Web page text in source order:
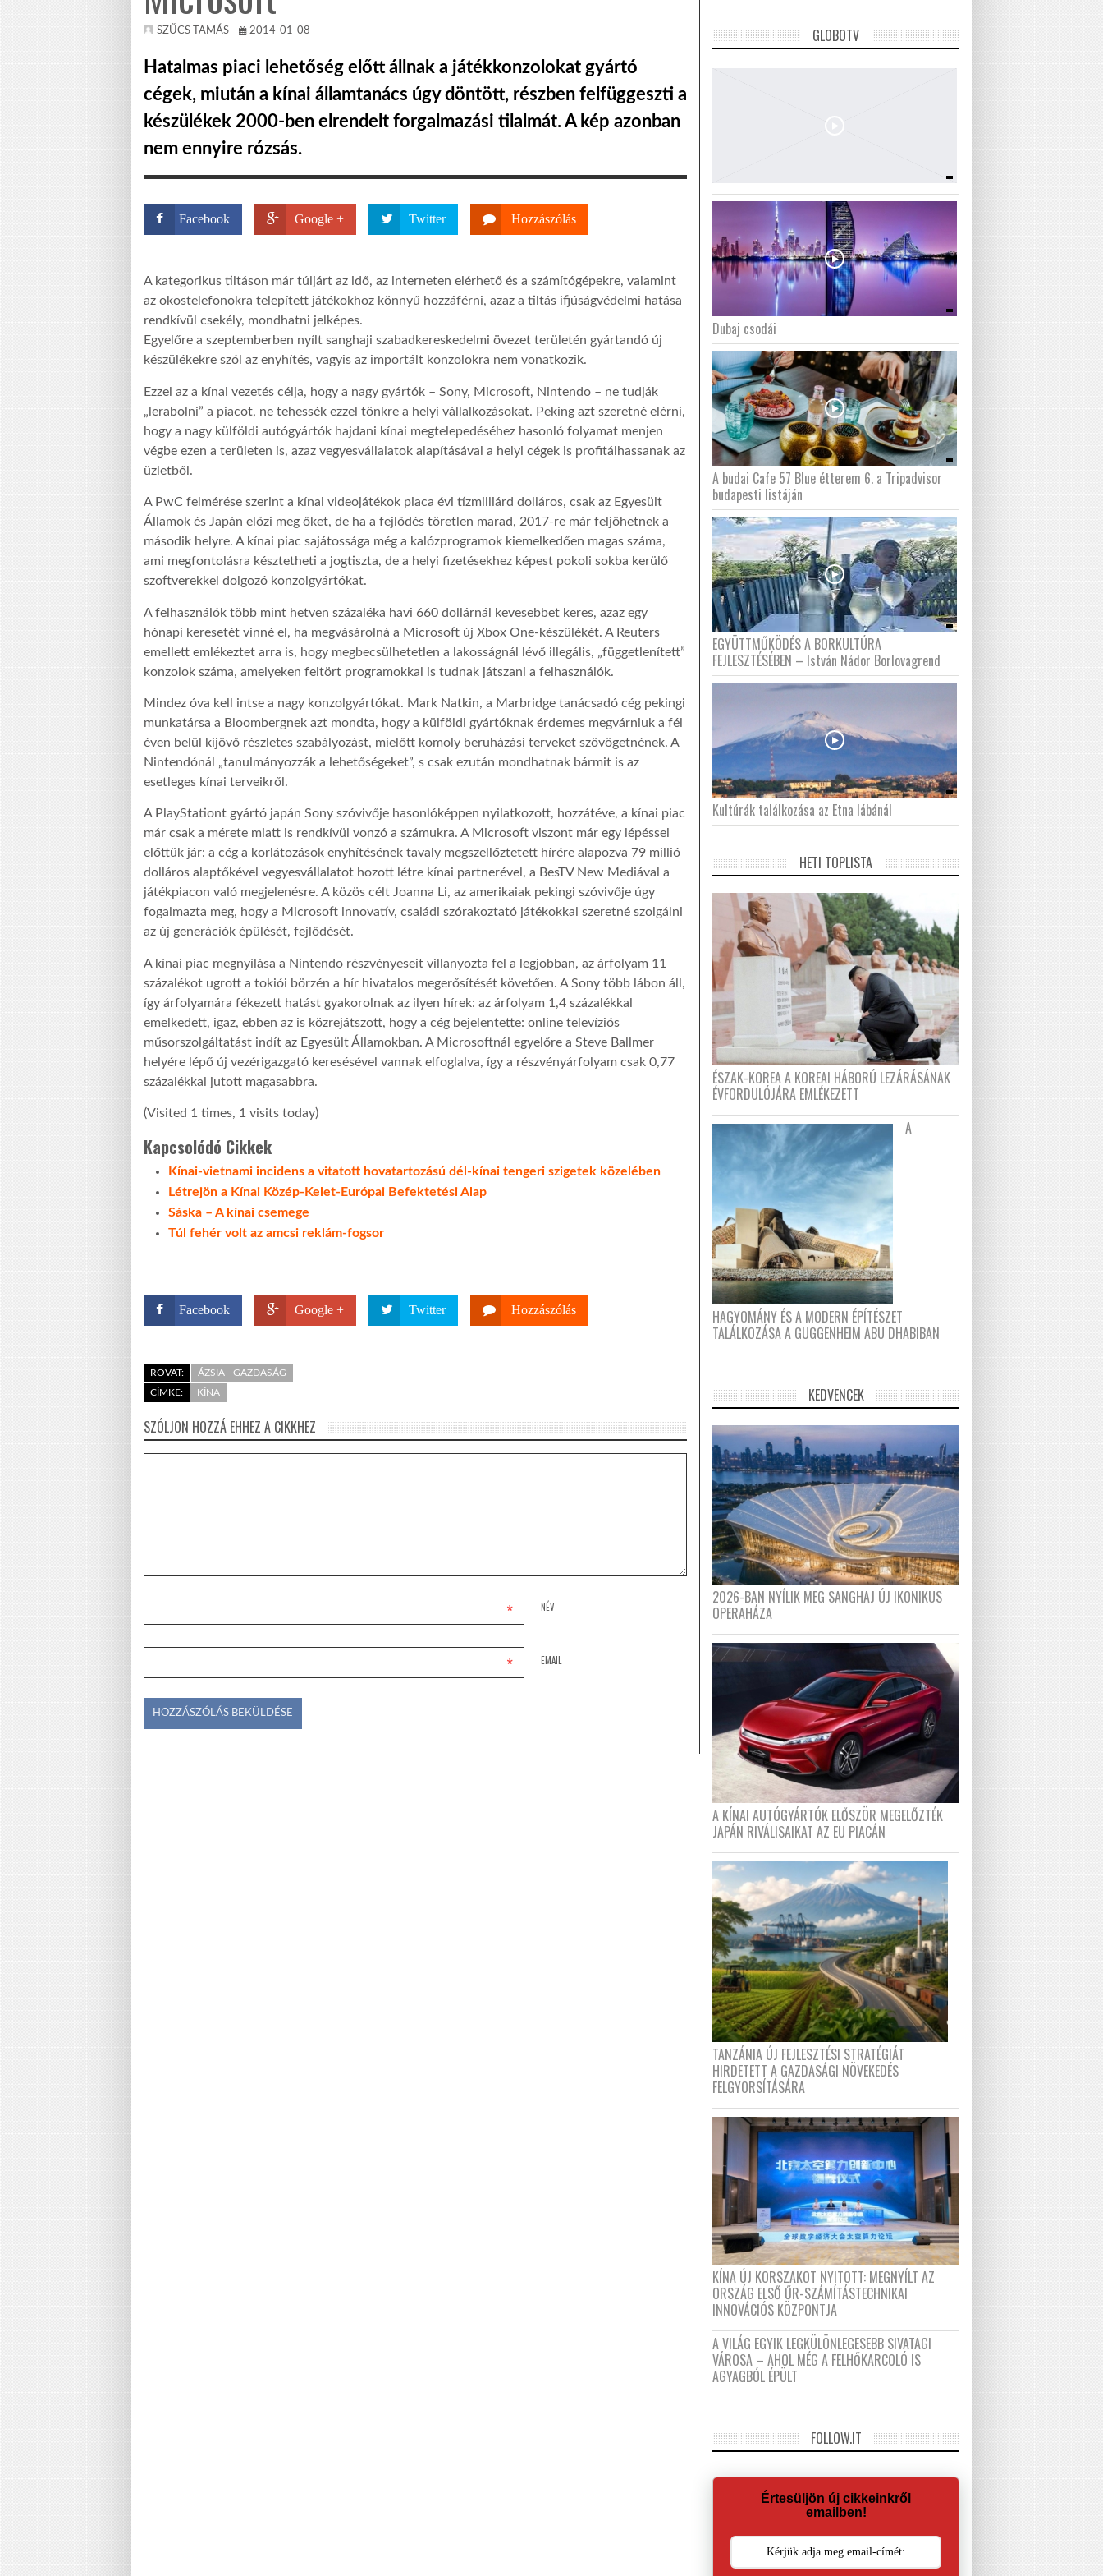
SZŰCS TAMÁS 2014-01-08
Hatalmas piaci lehetőség előtt állnak a játékkonzolokat gyártó
cégek, miután a kínai államtanács úgy döntött, részben felfüggeszti a
készülékek 2000-ben elrendelt forgalmazási tilalmát. A kép azonban
nem ennyire rózsás.
Facebook Google + Twitter Hozzászólás
A kategorikus tiltáson már túljárt az idő, az interneten elérhető és a számítógépekre, valamint
az okostelefonokra telepített játékokhoz könnyű hozzáférni, azaz a tiltás ifjúságvédelmi hatása
rendkívül csekély, mondhatni jelképes.
Egyelőre a szeptemberben nyílt sanghaji szabadkereskedelmi övezet területén gyártandó új
készülékekre szól az enyhítés, vagyis az importált konzolokra nem vonatkozik.
Ezzel az a kínai vezetés célja, hogy a nagy gyártók – Sony, Microsoft, Nintendo – ne tudják
„lerabolni” a piacot, ne tehessék ezzel tönkre a helyi vállalkozásokat. Peking azt szeretné elérni,
hogy a nagy külföldi autógyártók hajdani kínai megtelepedéséhez hasonló folyamat menjen
végbe ezen a területen is, azaz vegyesvállalatok alapításával a helyi cégek is profitálhassanak az
üzletből.
A PwC felmérése szerint a kínai videojátékok piaca évi tízmilliárd dolláros, csak az Egyesült
Államok és Japán előzi meg őket, de ha a fejlődés töretlen marad, 2017-re már feljöhetnek a
második helyre. A kínai piac sajátossága még a kalózprogramok kiemelkedően magas száma,
ami megfontolásra késztetheti a jogtiszta, de a helyi fizetésekhez képest pokoli sokba kerülő
szoftverekkel dolgozó konzolgyártókat.
A felhasználók több mint hetven százaléka havi 660 dollárnál kevesebbet keres, azaz egy
hónapi keresetét vinné el, ha megvásárolná a Microsoft új Xbox One-készülékét. A Reuters
emellett emlékeztet arra is, hogy megbecsülhetetlen a lakosságnál lévő illegális, „függetlenített”
konzolok száma, amelyeken feltört programokkal is tudnak játszani a felhasználók.
Mindez óva kell intse a nagy konzolgyártókat. Mark Natkin, a Marbridge tanácsadó cég pekingi
munkatársa a Bloombergnek azt mondta, hogy a külföldi gyártóknak érdemes megvárniuk a fél
éven belül kijövő részletes szabályozást, mielőtt komoly beruházási terveket szövögetnének. A
Nintendónál „tanulmányozzák a lehetőségeket”, s csak ezután mondhatnak bármit is az
esetleges kínai terveikről.
A PlayStationt gyártó japán Sony szóvivője hasonlóképpen nyilatkozott, hozzátéve, a kínai piac
már csak a mérete miatt is rendkívül vonzó a számukra. A Microsoft viszont már egy lépéssel
előttük jár: a cég a korlátozások enyhítésének tavaly megszellőztetett hírére alapozva 79 millió
dolláros alaptőkével vegyesvállalatot hozott létre kínai partnerével, a BesTV New Mediával a
játékpiacon való megjelenésre. A közös célt Joanna Li, az amerikaiak pekingi szóvivője úgy
fogalmazta meg, hogy a Microsoft innovatív, családi szórakoztató játékokkal szeretné szolgálni
az új generációk épülését, fejlődését.
A kínai piac megnyílása a Nintendo részvényeseit villanyozta fel a legjobban, az árfolyam 11
százalékot ugrott a tokiói börzén a hír hivatalos megerősítését követően. A Sony több lábon áll,
így árfolyamára fékezett hatást gyakorolnak az ilyen hírek: az árfolyam 1,4 százalékkal
emelkedett, igaz, ebben az is közrejátszott, hogy a cég bejelentette: online televíziós
műsorszolgáltatást indít az Egyesült Államokban. A Microsoftnál egyelőre a Steve Ballmer
helyére lépő új vezérigazgató keresésével vannak elfoglalva, így a részvényárfolyam csak 0,77
százalékkal jutott magasabbra.
(Visited 1 times, 1 visits today)
Kapcsolódó Cikkek
Kínai-vietnami incidens a vitatott hovatartozású dél-kínai tengeri szigetek közelében
Létrejön a Kínai Közép-Kelet-Európai Befektetési Alap
Sáska – A kínai csemege
Túl fehér volt az amcsi reklám-fogsor
Facebook Google + Twitter Hozzászólás
ROVAT:
ÁZSIA - GAZDASÁG
CÍMKE:
KÍNA
SZÓLJON HOZZÁ EHHEZ A CIKKHEZ
NÉV
*
EMAIL
*
GLOBOTV
Dubaj csodái
A budai Cafe 57 Blue étterem 6. a Tripadvisor
budapesti listáján
EGYÜTTMŰKÖDÉS A BORKULTÚRA
FEJLESZTÉSÉBEN – István Nádor Borlovagrend
Kultúrák találkozása az Etna lábánál
HETI TOPLISTA
ÉSZAK-KOREA A KOREAI HÁBORÚ LEZÁRÁSÁNAK
ÉVFORDULÓJÁRA EMLÉKEZETT
A
HAGYOMÁNY ÉS A MODERN ÉPÍTÉSZET
TALÁLKOZÁSA A GUGGENHEIM ABU DHABIBAN
KEDVENCEK
2026-BAN NYÍLIK MEG SANGHAJ ÚJ IKONIKUS
OPERAHÁZA
A KÍNAI AUTÓGYÁRTÓK ELŐSZÖR MEGELŐZTÉK
JAPÁN RIVÁLISAIKAT AZ EU PIACÁN
TANZÁNIA ÚJ FEJLESZTÉSI STRATÉGIÁT
HIRDETETT A GAZDASÁGI NÖVEKEDÉS
FELGYORSÍTÁSÁRA
KÍNA ÚJ KORSZAKOT NYITOTT: MEGNYÍLT AZ
ORSZÁG ELSŐ ŰR-SZÁMÍTÁSTECHNIKAI
INNOVÁCIÓS KÖZPONTJA
A VILÁG EGYIK LEGKÜLÖNLEGESEBB SIVATAGI
VÁROSA – AHOL MÉG A FELHŐKARCOLÓ IS
AGYAGBÓL ÉPÜLT
FOLLOW.IT
Értesüljön új cikkeinkről
emailben!